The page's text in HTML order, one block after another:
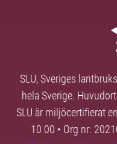
SLU, Sveriges
hela Sverige.
SLU är miljöcertifierat
10 00 • Org nr: